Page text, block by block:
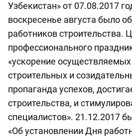
Узбекистан» от 07.08.2017
воскресенье августа было
работников строительства.
профессионального
«ускорение
строительных и
пропаганда успехов,
строительства, и
специалистов». 21.12.2017
«Об установлении Дня